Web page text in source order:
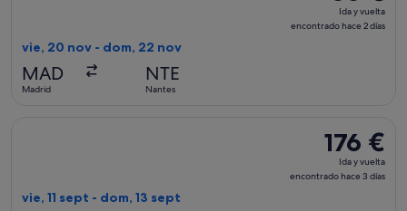
Ida
y
Ida y vuelta
encontrado hace 2 días
vie, 20 nov - dom, 22 nov
MAD
Madrid
NTE
Nantes
176 €
Ida
y
176 €
Ida y vuelta
encontrado hace 3 días
vie, 11 sept - dom, 13 sept